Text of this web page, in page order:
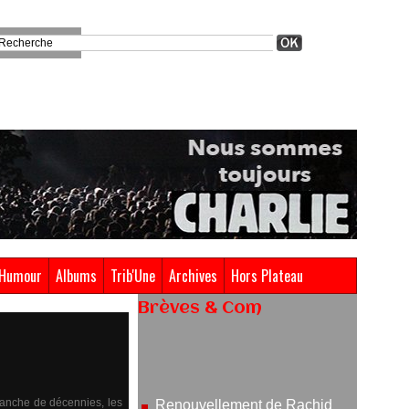
Humour Albums Trib'Une Archives Hors Plateau
de décennies, les
Brèves & Com